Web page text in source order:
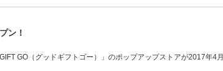
ン！
GO（グッドギフトゴー）」のポップアップストアが2017年4月